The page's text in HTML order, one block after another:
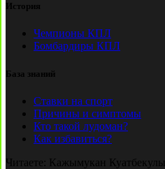
История
Чемпионы КПЛ
Бомбардиры КПЛ
База знаний
Ставки на спорт
Причины и симптомы
Кто такой лудоман?
Как избавиться?
Читаете: Кажымукан Куатбекулы